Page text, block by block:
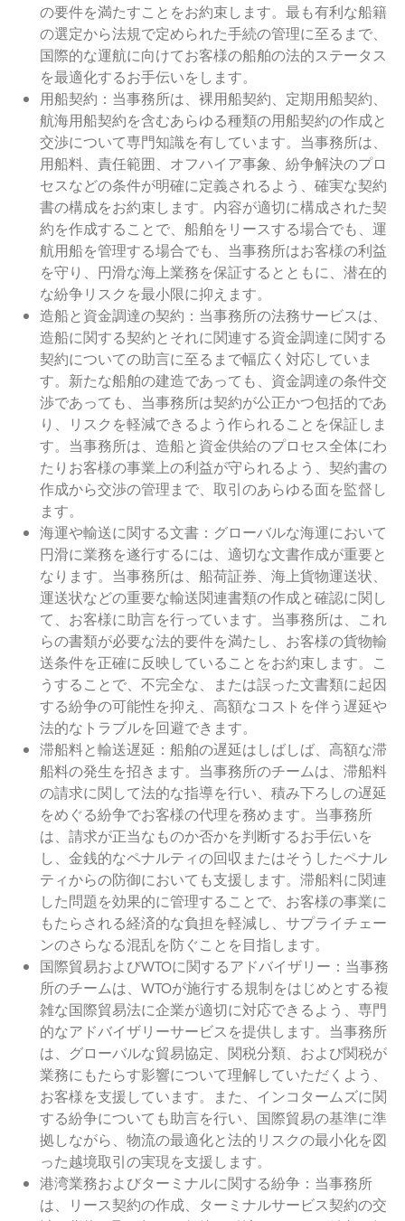
の要件を満たすことをお約束します。最も有利な船籍
の選定から法規で定められた手続の管理に至るまで、
国際的な運航に向けてお客様の船舶の法的ステータス
を最適化するお手伝いをします。
用船契約：当事務所は、裸用船契約、定期用船契約、
航海用船契約を含むあらゆる種類の用船契約の作成と
交渉について専門知識を有しています。当事務所は、
用船料、責任範囲、オフハイア事象、紛争解決のプロ
セスなどの条件が明確に定義されるよう、確実な契約
書の構成をお約束します。内容が適切に構成された契
約を作成することで、船舶をリースする場合でも、運
航用船を管理する場合でも、当事務所はお客様の利益
を守り、円滑な海上業務を保証するとともに、潜在的
な紛争リスクを最小限に抑えます。
造船と資金調達の契約：当事務所の法務サービスは、
造船に関する契約とそれに関連する資金調達に関する
契約についての助言に至るまで幅広く対応していま
す。新たな船舶の建造であっても、資金調達の条件交
渉であっても、当事務所は契約が公正かつ包括的であ
り、リスクを軽減できるよう作られることを保証しま
す。当事務所は、造船と資金供給のプロセス全体にわ
たりお客様の事業上の利益が守られるよう、契約書の
作成から交渉の管理まで、取引のあらゆる面を監督し
ます。
海運や輸送に関する文書：グローバルな海運において
円滑に業務を遂行するには、適切な文書作成が重要と
なります。当事務所は、船荷証券、海上貨物運送状、
運送状などの重要な輸送関連書類の作成と確認に関し
て、お客様に助言を行っています。当事務所は、これ
らの書類が必要な法的要件を満たし、お客様の貨物輸
送条件を正確に反映していることをお約束します。こ
うすることで、不完全な、または誤った文書類に起因
する紛争の可能性を抑え、高額なコストを伴う遅延や
法的なトラブルを回避できます。
滞船料と輸送遅延：船舶の遅延はしばしば、高額な滞
船料の発生を招きます。当事務所のチームは、滞船料
の請求に関して法的な指導を行い、積み下ろしの遅延
をめぐる紛争でお客様の代理を務めます。当事務所
は、請求が正当なものか否かを判断するお手伝いを
し、金銭的なペナルティの回収またはそうしたペナル
ティからの防御においても支援します。滞船料に関連
した問題を効果的に管理することで、お客様の事業に
もたらされる経済的な負担を軽減し、サプライチェー
ンのさらなる混乱を防ぐことを目指します。
国際貿易およびWTOに関するアドバイザリー：当事務
所のチームは、WTOが施行する規制をはじめとする複
雑な国際貿易法に企業が適切に対応できるよう、専門
的なアドバイザリーサービスを提供します。当事務所
は、グローバルな貿易協定、関税分類、および関税が
業務にもたらす影響について理解していただくよう、
お客様を支援しています。また、インコタームズに関
する紛争についても助言を行い、国際貿易の基準に準
拠しながら、物流の最適化と法的リスクの最小化を図
った越境取引の実現を支援します。
港湾業務およびターミナルに関する紛争：当事務所
は、リース契約の作成、ターミナルサービス契約の交